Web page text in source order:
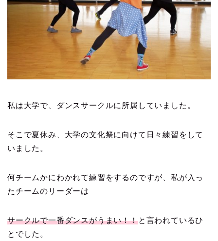
私は大学で、ダンスサークルに所属していました。
そこで夏休み、大学の文化祭に向けて日々練習をして
いました。
何チームかにわかれて練習をするのですが、私が入っ
たチームのリーダーは
サークルで一番ダンスがうまい！！と言われているひ
とでした。